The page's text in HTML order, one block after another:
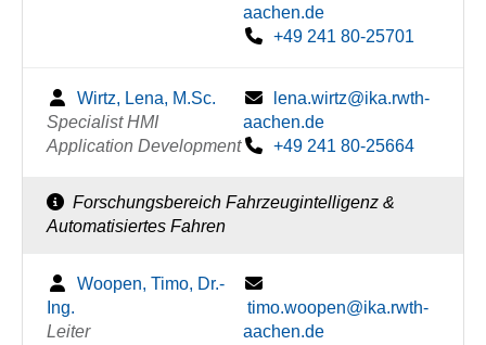
aachen.de
+49 241 80-25701
Wirtz, Lena, M.Sc.
Specialist HMI
Application Development
lena.wirtz@ika.rwth-
aachen.de
+49 241 80-25664
Forschungsbereich Fahrzeugintelligenz &
Automatisiertes Fahren
Woopen, Timo, Dr.-
Ing.
Leiter
timo.woopen@ika.rwth-
aachen.de